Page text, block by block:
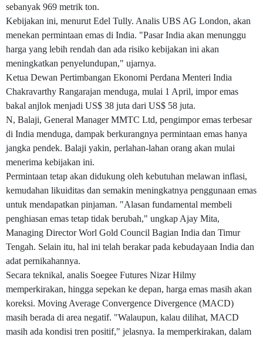
sebanyak 969 metrik ton.
Kebijakan ini, menurut Edel Tully. Analis UBS AG London, akan
menekan permintaan emas di India. "Pasar India akan menunggu
harga yang lebih rendah dan ada risiko kebijakan ini akan
meningkatkan penyelundupan," ujarnya.
Ketua Dewan Pertimbangan Ekonomi Perdana Menteri India
Chakravarthy Rangarajan menduga, mulai 1 April, impor emas
bakal anjlok menjadi US$ 38 juta dari US$ 58 juta.
N, Balaji, General Manager MMTC Ltd, pengimpor emas terbesar
di India menduga, dampak berkurangnya permintaan emas hanya
jangka pendek. Balaji yakin, perlahan-lahan orang akan mulai
menerima kebijakan ini.
Permintaan tetap akan didukung oleh kebutuhan melawan inflasi,
kemudahan likuiditas dan semakin meningkatnya penggunaan emas
untuk mendapatkan pinjaman. "Alasan fundamental membeli
penghiasan emas tetap tidak berubah," ungkap Ajay Mita,
Managing Director Worl Gold Council Bagian India dan Timur
Tengah. Selain itu, hal ini telah berakar pada kebudayaan India dan
adat pernikahannya.
Secara teknikal, analis Soegee Futures Nizar Hilmy
memperkirakan, hingga sepekan ke depan, harga emas masih akan
koreksi. Moving Average Convergence Divergence (MACD)
masih berada di area negatif. "Walaupun, kalau dilihat, MACD
masih ada kondisi tren positif," jelasnya. Ia memperkirakan, dalam